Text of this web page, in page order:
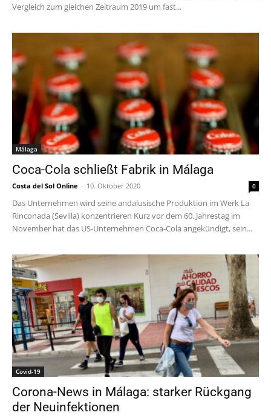
Vergleich zum gleichen Zeitraum 2019 um fast...
Málaga
Coca-Cola schließt Fabrik in Málaga
Costa del Sol Online - 10. Oktober 2020 0
Das Unternehmen wird seine andalusische Produktion im Werk La
Rinconada (Sevilla) konzentrieren Kurz vor dem 60. Jahrestag im
November hat das US-Unternehmen Coca-Cola angekündigt, sein...
Covid-19
Corona-News in Málaga: starker Rückgang
der Neuinfektionen